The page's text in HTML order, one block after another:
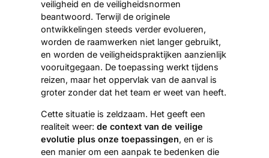
veiligheid en de veiligheidsnormen
beantwoord. Terwijl de originele
ontwikkelingen steeds verder evolueren,
worden de raamwerken niet langer gebruikt,
en worden de veiligheidspraktijken aanzienlijk
vooruitgegaan. De toepassing werkt tijdens
reizen, maar het oppervlak van de aanval is
groter zonder dat het team er weet van heeft.
Cette situatie is zeldzaam. Het geeft een
realiteit weer: de context van de veilige
evolutie plus onze toepassingen, en er is
een manier om een ​​aanpak te bedenken die